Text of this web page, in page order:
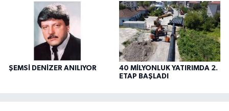
ŞEMSİ DENİZER ANILIYOR
40 MİLYONLUK YATIRIMDA 2.
ETAP BAŞLADI